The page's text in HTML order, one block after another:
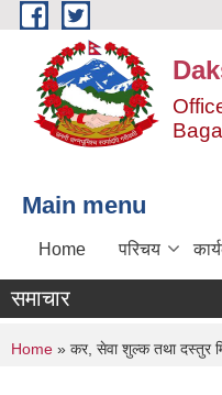
Skip to main content
Main menu
Home परिचय
समाचार
You are here
Home » कर, सेवा शुल्क तथा दस्तुर